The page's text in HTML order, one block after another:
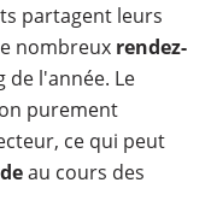
partagent leurs
nombreux rendez-
de l'année. Le
purement
ce qui peut
au cours des